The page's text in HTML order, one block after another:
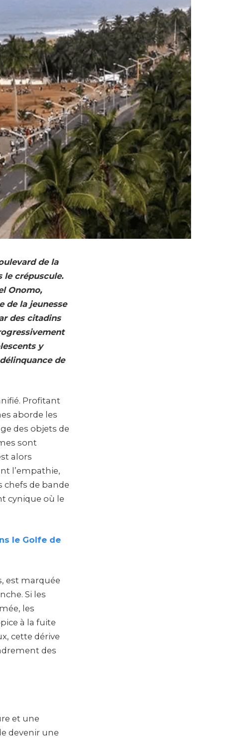
de la
le crépuscule.
Onomo,
de la jeunesse
des citadins
y
de
Profitant
aborde les
des objets de
sont
alors
l’empathie,
chefs de bande
cynique où le
le Golfe de
est marquée
Si les
les
à la fuite
cette dérive
des
et une
devenir une